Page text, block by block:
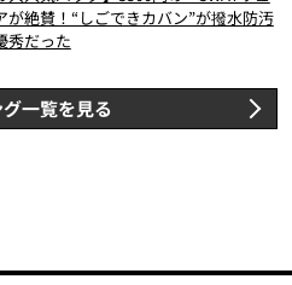
が絶賛！“しごできカバン”が撥水防汚
秀だった
一覧を見る